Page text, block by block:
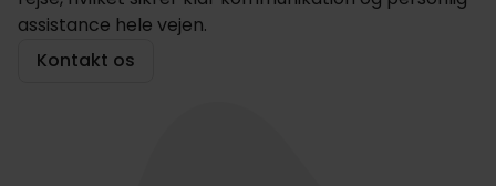
assistance hele vejen.
Kontakt os